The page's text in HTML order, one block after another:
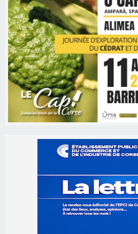
06/08/2026 15:57
Ucciani – Marché des